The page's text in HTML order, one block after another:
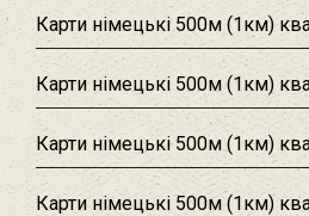
Карти німецькі 500м (1км)
Карти німецькі 500м (1км)
Карти німецькі 500м (1км)
Карти німецькі 500м (1км)